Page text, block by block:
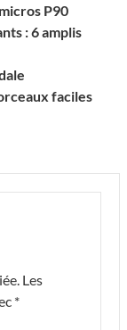
P90
: 6 amplis
faciles
Les
*